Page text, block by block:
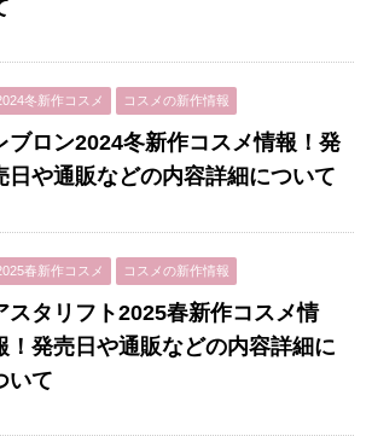
冬新作コスメ コスメの新作情報
ブロン2024冬新作コスメ情報！発
日や通販などの内容詳細について
春新作コスメ コスメの新作情報
スタリフト2025春新作コスメ情
！発売日や通販などの内容詳細に
いて